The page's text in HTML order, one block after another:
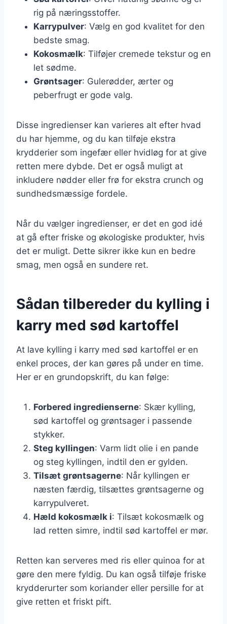
rig på næringsstoffer.
Karrypulver: Vælg en god kvalitet for den
bedste smag.
Kokosmælk: Tilføjer cremede tekstur og en
let sødme.
Grøntsager: Gulerødder, ærter og
peberfrugt er gode valg.
Disse ingredienser kan varieres alt efter hvad
du har hjemme, og du kan tilføje ekstra
krydderier som ingefær eller hvidløg for at give
retten mere dybde. Det er også muligt at
inkludere nødder eller frø for ekstra crunch og
sundhedsmæssige fordele.
Når du vælger ingredienser, er det en god idé
at gå efter friske og økologiske produkter, hvis
det er muligt. Dette sikrer ikke kun en bedre
smag, men også en sundere ret.
Sådan tilbereder du kylling i
karry med sød kartoffel
At lave kylling i karry med sød kartoffel er en
enkel proces, der kan gøres på under en time.
Her er en grundopskrift, du kan følge:
Forbered ingredienserne: Skær kylling,
sød kartoffel og grøntsager i passende
stykker.
Steg kyllingen: Varm lidt olie i en pande
og steg kyllingen, indtil den er gylden.
Tilsæt grøntsagerne: Når kyllingen er
næsten færdig, tilsættes grøntsagerne og
karrypulveret.
Hæld kokosmælk i: Tilsæt kokosmælk og
lad retten simre, indtil sød kartoffel er mør.
Retten kan serveres med ris eller quinoa for at
gøre den mere fyldig. Du kan også tilføje friske
krydderurter som koriander eller persille for at
give retten et friskt pift.